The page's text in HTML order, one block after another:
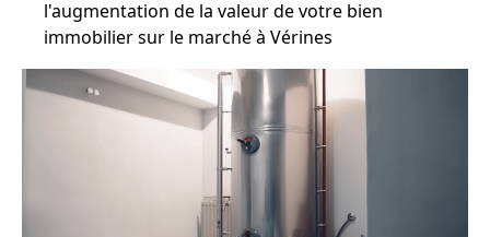
l'augmentation de la valeur de votre bien
immobilier sur le marché à Vérines